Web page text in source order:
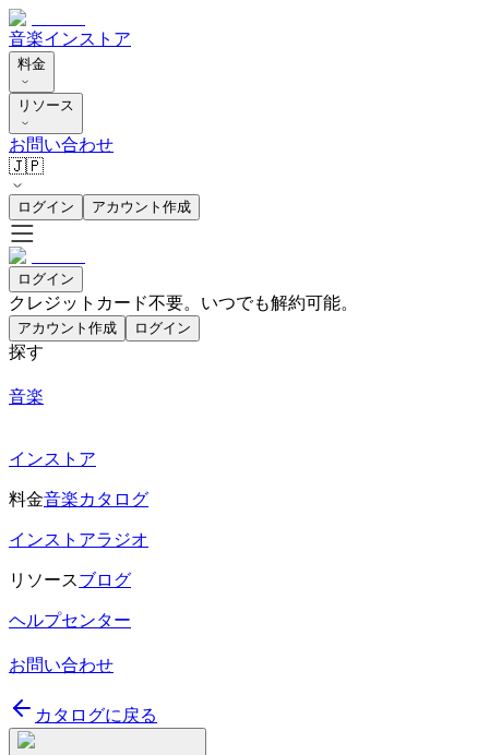
音楽インストア
料金
リソース
お問い合わせ
🇯🇵
ログイン アカウント作成
ログイン
クレジットカード不要。いつでも解約可能。
アカウント作成 ログイン
探す
音楽
インストア
料金音楽カタログ
インストアラジオ
リソースブログ
ヘルプセンター
お問い合わせ
カタログに戻る